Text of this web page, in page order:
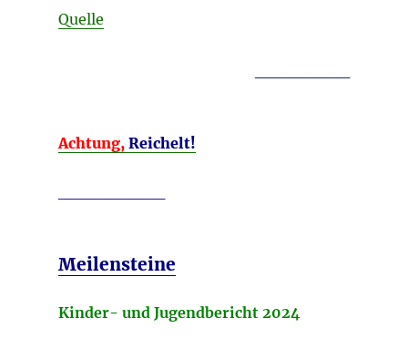
Quelle
Achtung, Reichelt!
Meilensteine
Kinder- und Jugendbericht 2024